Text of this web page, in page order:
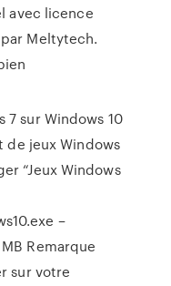
avec licence
Meltytech.
7 sur Windows 10
de jeux Windows
“Jeux Windows
–
Remarque
sur votre